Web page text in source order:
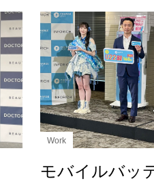
モバイルバッ
Work